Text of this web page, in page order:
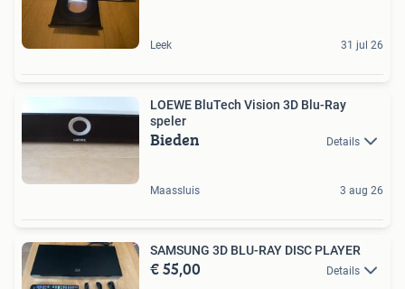
Leek 31 jul 26
LOEWE BluTech Vision 3D Blu-Ray
speler
Bieden Details
Maassluis 3 aug 26
SAMSUNG 3D BLU-RAY DISC PLAYER
€ 55,00 Details